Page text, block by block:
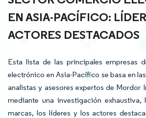
EN ASIA-PACÍFICO:
ACTORES DESTACADOS
Esta lista de las principales empresas
electrónico en Asia-Pacífico se basa en
analistas y asesores expertos de Mordor
mediante una investigación exhaustiva,
marcas, los líderes y los actores